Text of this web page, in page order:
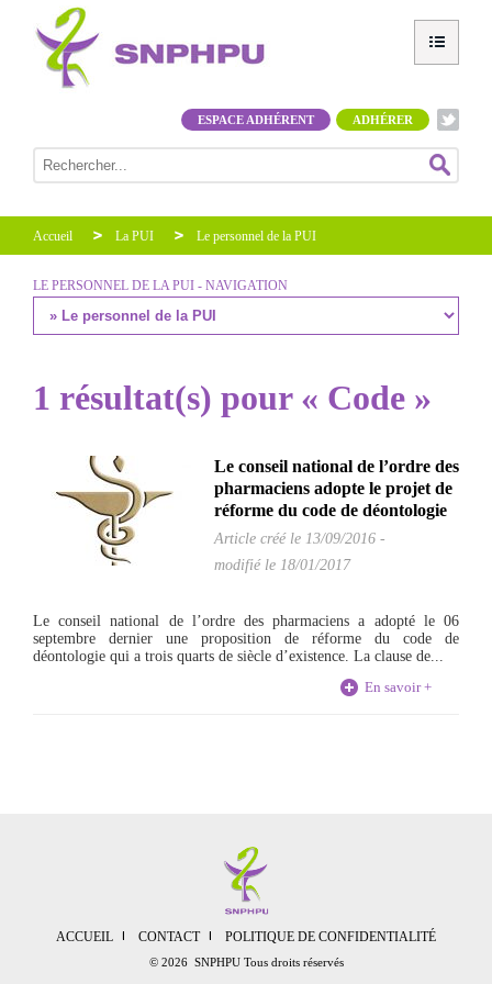
ADHÉRER
ESPACE ADHÉRENT
Accueil La PUI Le personnel de la PUI
LE PERSONNEL DE LA PUI - NAVIGATION
1 résultat(s) pour « Code »
Le conseil national de l’ordre des
pharmaciens adopte le projet de
réforme du code de déontologie
Article créé le 13/09/2016 -
modifié le 18/01/2017
Le conseil national de l’ordre des pharmaciens a adopté le 06
septembre dernier une proposition de réforme du code de
déontologie qui a trois quarts de siècle d’existence. La clause de...
En savoir +
ACCUEIL CONTACT POLITIQUE DE CONFIDENTIALITÉ
© 2026 SNPHPU Tous droits réservés